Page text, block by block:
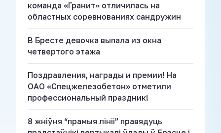
команда «Гранит» отличилась на
областных соревнованиях сандружин
В Бресте девочка выпала из окна
четвертого этажа
Поздравления, награды и премии! На
ОАО «Спецжелезобетон» отметили
профессиональный праздник!
8 жніўня “прамыя лініі” правядуць